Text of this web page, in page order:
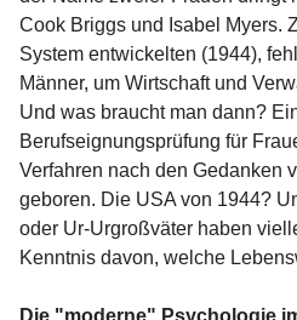
Cook Briggs und Isabel Myers.
System entwickelten (1944),
Männer, um Wirtschaft und
Und was braucht man dann?
Berufseignungsprüfung für
Verfahren nach den Gedanken
geboren. Die USA von 1944?
oder Ur-Urgroßväter haben
Kenntnis davon, welche